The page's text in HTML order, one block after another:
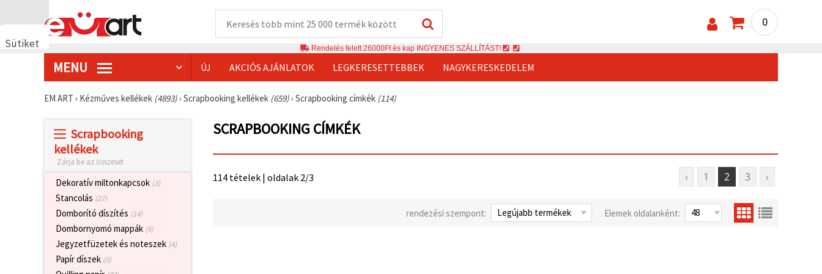
Sütiket
használunk
technológiákat
hozzájárulásával
0
Rendelés felett 26000Ft és kap INGYENES SZÁLLÍTÁST!
MENU ÚJ AKCIÓS AJÁNLATOK LEGKERESETTEBBEK NAGYKERESKEDELEM
EM ART › Kézműves kellékek (4893)› Scrapbooking kellékek (659)› Scrapbooking címkék (114)
Scrapbooking
kellékek
Zárja be az összeset
Dekoratív miltonkapcsok (3)
Stancolás (27)
Domborító díszítés (14)
Dombornyomó mappák (6)
Jegyzetfüzetek és noteszek (4)
Papír díszek (0)
SCRAPBOOKING CÍMKÉK
‹ 1 2 3 ›
114 tételek | oldalak 2/3
rendezési szempont: Elemek oldalanként: